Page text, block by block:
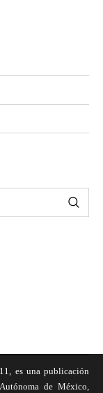
es una publicación
de México,